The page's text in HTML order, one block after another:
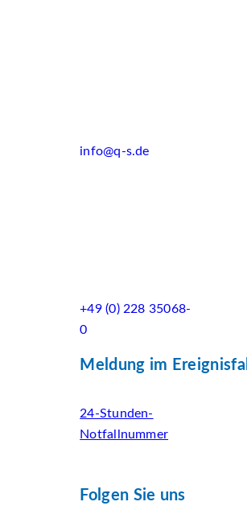
info@q-s.de
+49 (0) 228 35068-
0
Meldung im Ereignisfall
24-Stunden-
Notfallnummer
Folgen Sie uns